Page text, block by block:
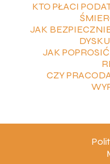
KTO PŁACI
JAK
JAK
CZY